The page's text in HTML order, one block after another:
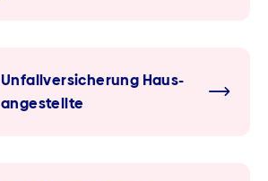
Unfall­versicherung Haus­
angestellte